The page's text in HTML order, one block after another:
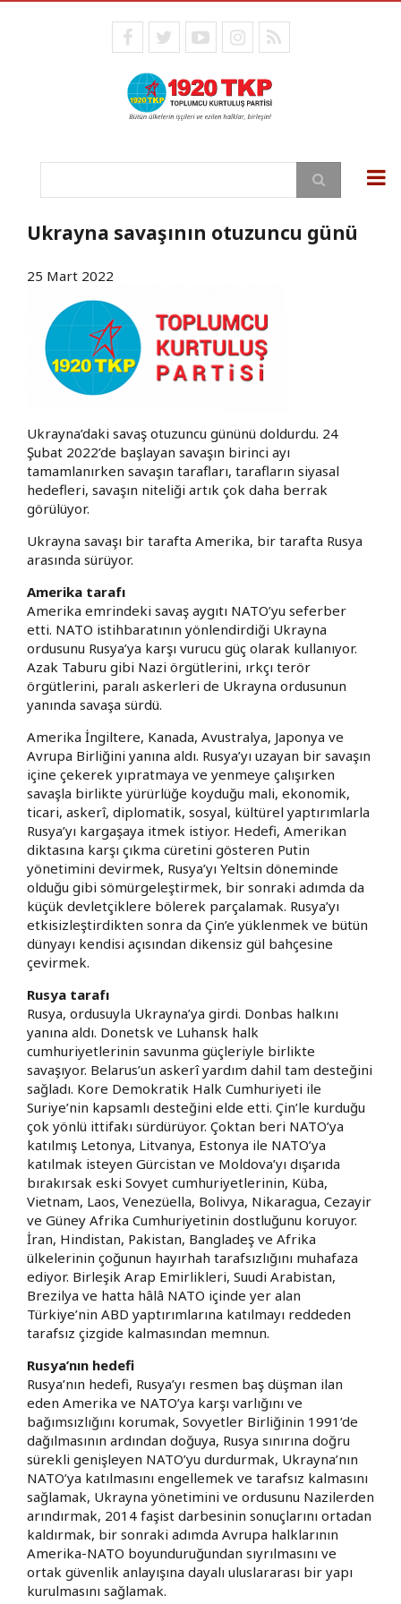
facebooktwitteryoutubeinstagram
RSS
Ara
Ukrayna savaşının otuzuncu günü
25 Mart 2022
Ukrayna’daki savaş otuzuncu gününü doldurdu. 24
Şubat 2022’de başlayan savaşın birinci ayı
tamamlanırken savaşın tarafları, tarafların siyasal
hedefleri, savaşın niteliği artık çok daha berrak
görülüyor.
Ukrayna savaşı bir tarafta Amerika, bir tarafta Rusya
arasında sürüyor.
Amerika tarafı
Amerika emrindeki savaş aygıtı NATO’yu seferber
etti. NATO istihbaratının yönlendirdiği Ukrayna
ordusunu Rusya’ya karşı vurucu güç olarak kullanıyor.
Azak Taburu gibi Nazi örgütlerini, ırkçı terör
örgütlerini, paralı askerleri de Ukrayna ordusunun
yanında savaşa sürdü.
Amerika İngiltere, Kanada, Avustralya, Japonya ve
Avrupa Birliğini yanına aldı. Rusya’yı uzayan bir savaşın
içine çekerek yıpratmaya ve yenmeye çalışırken
savaşla birlikte yürürlüğe koyduğu mali, ekonomik,
ticari, askerî, diplomatik, sosyal, kültürel yaptırımlarla
Rusya’yı kargaşaya itmek istiyor. Hedefi, Amerikan
diktasına karşı çıkma cüretini gösteren Putin
yönetimini devirmek, Rusya’yı Yeltsin döneminde
olduğu gibi sömürgeleştirmek, bir sonraki adımda da
küçük devletçiklere bölerek parçalamak. Rusya’yı
etkisizleştirdikten sonra da Çin’e yüklenmek ve bütün
dünyayı kendisi açısından dikensiz gül bahçesine
çevirmek.
Rusya tarafı
Rusya, ordusuyla Ukrayna’ya girdi. Donbas halkını
yanına aldı. Donetsk ve Luhansk halk
cumhuriyetlerinin savunma güçleriyle birlikte
savaşıyor. Belarus’un askerî yardım dahil tam desteğini
sağladı. Kore Demokratik Halk Cumhuriyeti ile
Suriye’nin kapsamlı desteğini elde etti. Çin’le kurduğu
çok yönlü ittifakı sürdürüyor. Çoktan beri NATO’ya
katılmış Letonya, Litvanya, Estonya ile NATO’ya
katılmak isteyen Gürcistan ve Moldova’yı dışarıda
bırakırsak eski Sovyet cumhuriyetlerinin, Küba,
Vietnam, Laos, Venezüella, Bolivya, Nikaragua, Cezayir
ve Güney Afrika Cumhuriyetinin dostluğunu koruyor.
İran, Hindistan, Pakistan, Bangladeş ve Afrika
ülkelerinin çoğunun hayırhah tarafsızlığını muhafaza
ediyor. Birleşik Arap Emirlikleri, Suudi Arabistan,
Brezilya ve hatta hâlâ NATO içinde yer alan
Türkiye’nin ABD yaptırımlarına katılmayı reddeden
tarafsız çizgide kalmasından memnun.
Rusya’nın hedefi
Rusya’nın hedefi, Rusya’yı resmen baş düşman ilan
eden Amerika ve NATO’ya karşı varlığını ve
bağımsızlığını korumak, Sovyetler Birliğinin 1991’de
dağılmasının ardından doğuya, Rusya sınırına doğru
sürekli genişleyen NATO’yu durdurmak, Ukrayna’nın
NATO’ya katılmasını engellemek ve tarafsız kalmasını
sağlamak, Ukrayna yönetimini ve ordusunu Nazilerden
arındırmak, 2014 faşist darbesinin sonuçlarını ortadan
kaldırmak, bir sonraki adımda Avrupa halklarının
Amerika-NATO boyunduruğundan sıyrılmasını ve
ortak güvenlik anlayışına dayalı uluslararası bir yapı
kurulmasını sağlamak.